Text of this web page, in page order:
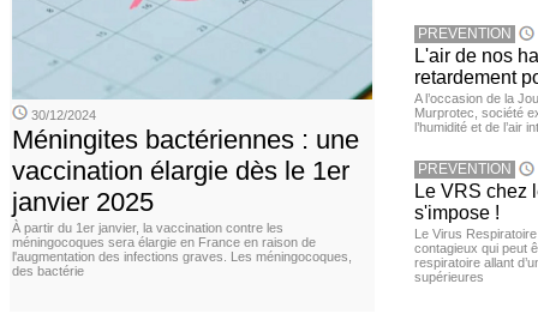
30/12/2024
Méningites bactériennes : une
vaccination élargie dès le 1er
janvier 2025
À partir du 1er janvier, la vaccination contre les
méningocoques sera élargie en France en raison de
l'augmentation des infections graves. Les méningocoques,
des bactérie
PREVENTION
L'air de nos
retardement
A l’occasion de la
Murprotec, société
l’humidité et de l’air
PREVENTION
Le VRS chez
s'impose !
Le Virus
contagieux qui peut
respiratoire allant
supérieures